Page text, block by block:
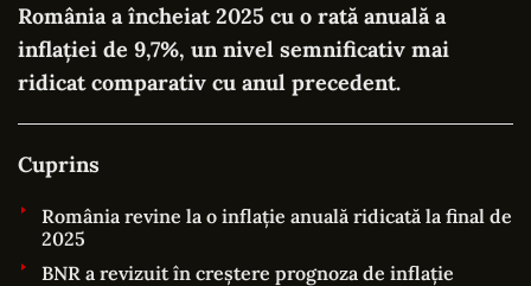
România a încheiat 2025 cu o rată anuală a
inflației de 9,7%, un nivel semnificativ mai
ridicat comparativ cu anul precedent.
Cuprins
România revine la o inflație anuală ridicată la final de
2025
BNR a revizuit în creștere prognoza de inflație